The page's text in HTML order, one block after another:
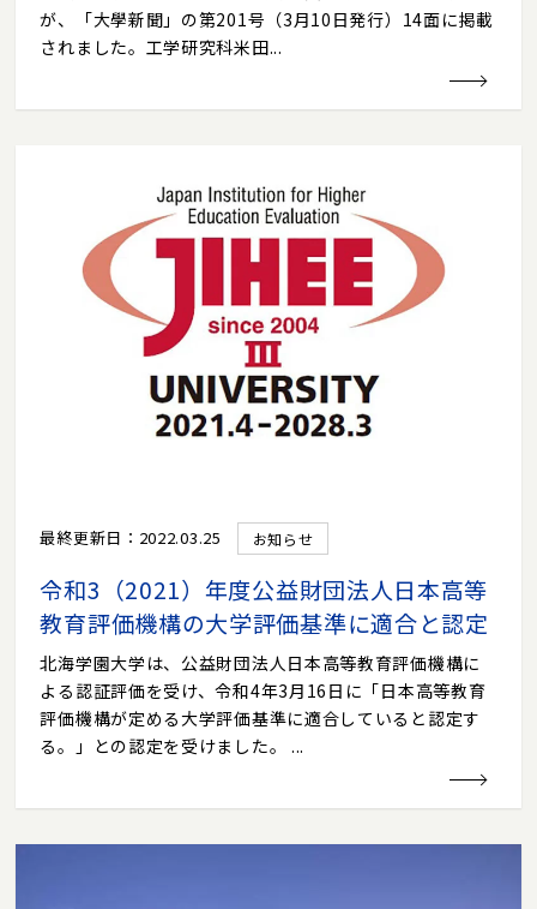
が、「大學新聞」の第201号（3月10日発行）14面に掲載
されました。工学研究科米田...
最終更新日：2022.03.25 お知らせ
令和3（2021）年度公益財団法人日本高等
教育評価機構の大学評価基準に適合と認定
北海学園大学は、公益財団法人日本高等教育評価機構に
よる認証評価を受け、令和4年3月16日に「日本高等教育
評価機構が定める大学評価基準に適合していると認定す
る。」との認定を受けました。 ...